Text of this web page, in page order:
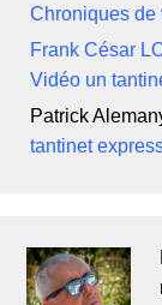
Chroniques de
Frank César
Vidéo un
Patrick
tantinet